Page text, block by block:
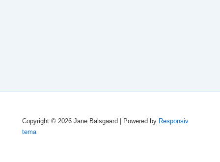
Copyright © 2026 Jane Balsgaard | Powered by Responsiv
tema